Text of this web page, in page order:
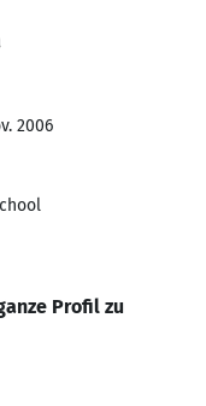
2006
Profil zu